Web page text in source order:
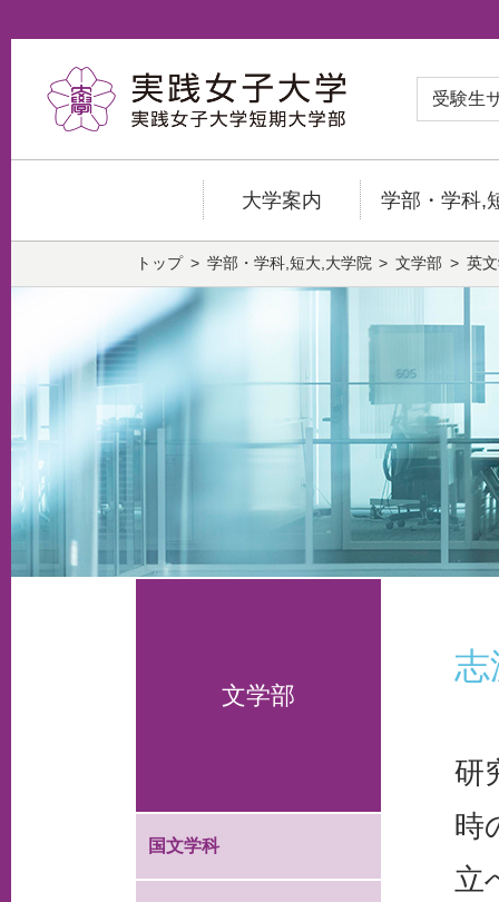
受験生
大学案内 学部・学科,
トップ 学部・学科,短大,大学院 文学部 英
文学部
国文学科
志
研
時
立